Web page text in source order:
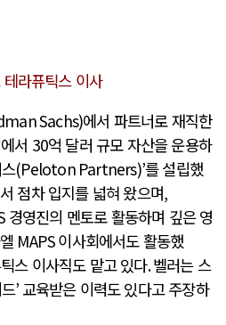
라퓨틱스 이사
Sachs)에서 파트너로 재직한
서 30억 달러 규모 자산을 운용하
(Peloton Partners)’를 설립했
점차 입지를 넓혀 왔으며,
경영진의 멘토로 활동하며 깊은 영
MAPS이사회에서도 활동했
스 이사직도 맡고 있다.벨러는 스
’ 교육받은 이력도 있다고 주장하